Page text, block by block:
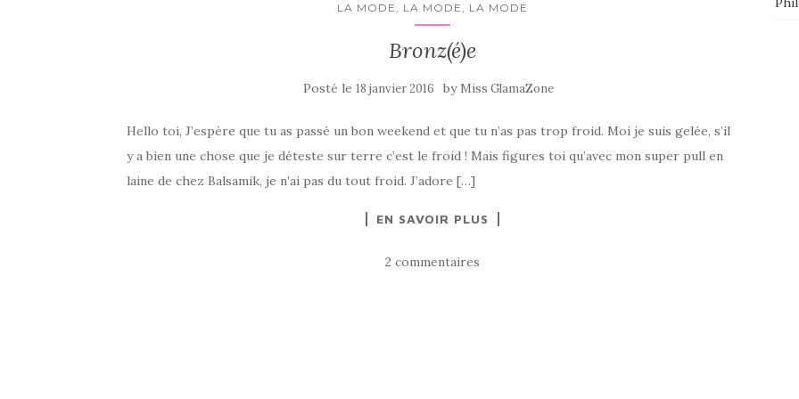
LA MODE, LA MODE, LA MODE
Bronz(é)e
Posté le 18 janvier 2016 by Miss GlamaZone
Hello toi, J’espère que tu as passé un bon weekend et que tu n’as pas trop froid. Moi je suis gelée, s’il
y a bien une chose que je déteste sur terre c’est le froid ! Mais figures toi qu’avec mon super pull en
laine de chez Balsamik, je n’ai pas du tout froid. J’adore […]
EN SAVOIR PLUS
2 commentaires